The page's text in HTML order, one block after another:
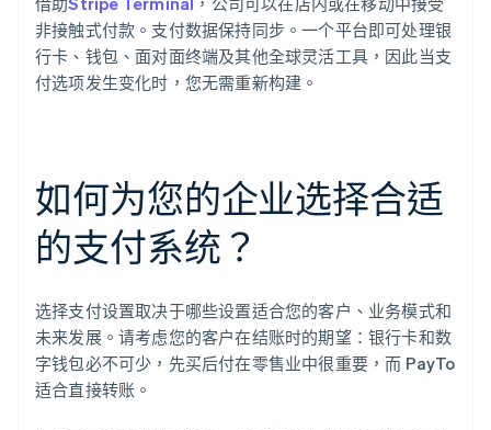
非接触式付款。支付数据保持同步。一个平台即可处理银
行卡、钱包、面对面终端及其他全球灵活工具，因此当支
付选项发生变化时，您无需重新构建。
如何为您的企业选择合适
的支付系统？
选择支付设置取决于哪些设置适合您的客户、业务模式和
未来发展。请考虑您的客户在结账时的期望：银行卡和数
字钱包必不可少，先买后付在零售业中很重要，而 PayTo
适合直接转账。